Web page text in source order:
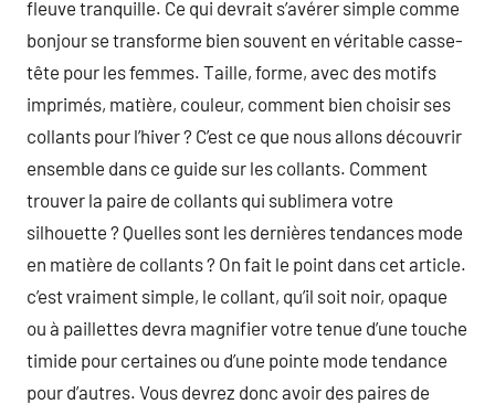
fleuve tranquille. Ce qui devrait s’avérer simple comme
bonjour se transforme bien souvent en véritable casse-
tête pour les femmes. Taille, forme, avec des motifs
imprimés, matière, couleur, comment bien choisir ses
collants pour l’hiver ? C’est ce que nous allons découvrir
ensemble dans ce guide sur les collants. Comment
trouver la paire de collants qui sublimera votre
silhouette ? Quelles sont les dernières tendances mode
en matière de collants ? On fait le point dans cet article.
c’est vraiment simple, le collant, qu’il soit noir, opaque
ou à paillettes devra magnifier votre tenue d’une touche
timide pour certaines ou d’une pointe mode tendance
pour d’autres. Vous devrez donc avoir des paires de